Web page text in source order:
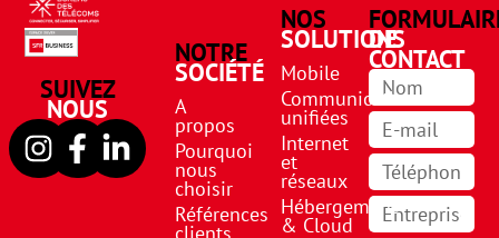
SUIVEZ
NOUS
NOTRE
SOCIÉTÉ
A
propos
Pourquoi
nous
choisir
Références
NOS
SOLUTIONS
Mobile
Communications
unifiées
Internet
et
réseaux
Hébergement
& Cloud
DE
CONTACT